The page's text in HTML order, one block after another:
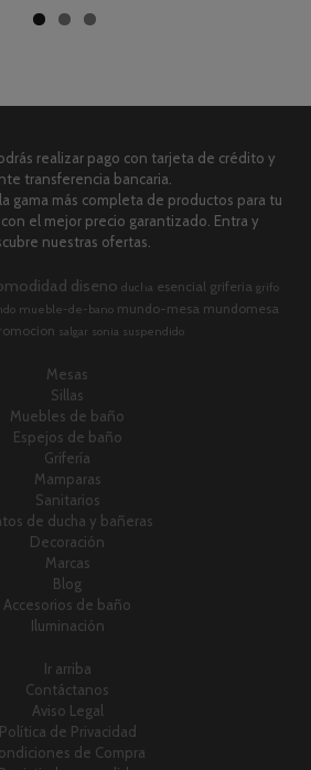
realizar pago con tarjeta de crédito y
transferencia bancaria.
gama más completa de productos para tu
el mejor precio garantizado. Entra y
nuestras ofertas.
diseno ducha esencial griferia grifo
mueble-de-bano mundo-mesa mundomesa
salgar sonia suspendido
Mesas
Sillas
Muebles de baño
Espejos de baño
Grifería
Mamparas
Sanitarios
de ducha y bañeras
Decoración
Marcas
Blog
Accesorios de baño
Iluminación
Ir arriba
Contáctanos
Aviso Legal
Política de Privacidad
de Compra